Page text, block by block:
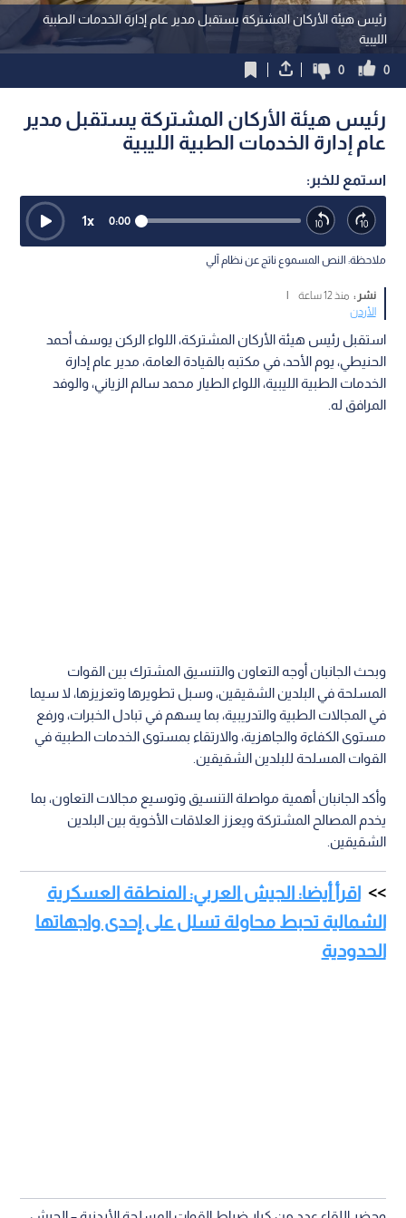
رئيس هيئة الأركان المشتركة يستقبل مدير عام إدارة الخدمات الطبية
الليبية
0
0
رئيس هيئة الأركان المشتركة يستقبل مدير
عام إدارة الخدمات الطبية الليبية
استمع للخبر:
0:00
1x
ملاحظة: النص المسموع ناتج عن نظام آلي
نشر : منذ 12 ساعة
|
الأردن
استقبل رئيس هيئة الأركان المشتركة، اللواء الركن يوسف أحمد
الحنيطي، يوم الأحد، في مكتبه بالقيادة العامة، مدير عام إدارة
الخدمات الطبية الليبية، اللواء الطيار محمد سالم الزياني، والوفد
المرافق له.
وبحث الجانبان أوجه التعاون والتنسيق المشترك بين القوات
المسلحة في البلدين الشقيقين، وسبل تطويرها وتعزيزها، لا سيما
في المجالات الطبية والتدريبية، بما يسهم في تبادل الخبرات، ورفع
مستوى الكفاءة والجاهزية، والارتقاء بمستوى الخدمات الطبية في
القوات المسلحة للبلدين الشقيقين.
وأكد الجانبان أهمية مواصلة التنسيق وتوسيع مجالات التعاون، بما
يخدم المصالح المشتركة ويعزز العلاقات الأخوية بين البلدين
الشقيقين.
اقرأ أيضا: الجيش العربي: المنطقة العسكرية
الشمالية تحبط محاولة تسلل على إحدى واجهاتها
الحدودية